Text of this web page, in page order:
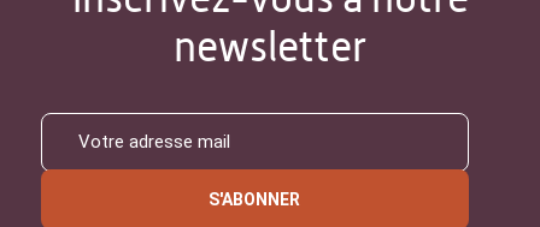
newsletter
S'ABONNER